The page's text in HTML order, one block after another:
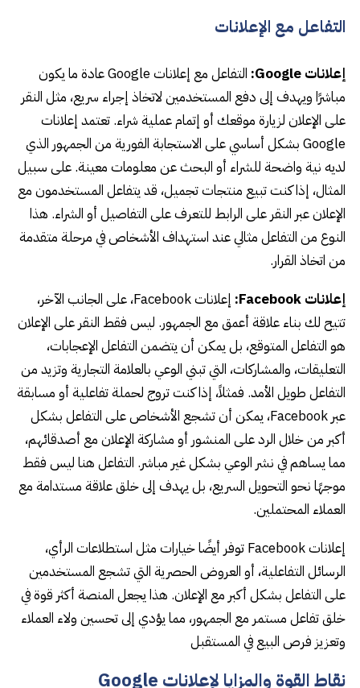
التفاعل مع الإعلانات
إعلانات Google:
التفاعل مع إعلانات Google عادة ما يكون
مباشرًا ويهدف إلى دفع المستخدمين لاتخاذ إجراء سريع، مثل النقر
على الإعلان لزيارة موقعك أو إتمام عملية شراء. تعتمد إعلانات
Google بشكل أساسي على الاستجابة الفورية من الجمهور الذي
لديه نية واضحة للشراء أو البحث عن معلومات معينة. على سبيل
المثال، إذا كنت تبيع منتجات تجميل، قد يتفاعل المستخدمون مع
الإعلان عبر النقر على الرابط للتعرف على التفاصيل أو الشراء. هذا
النوع من التفاعل مثالي عند استهداف الأشخاص في مرحلة متقدمة
من اتخاذ القرار.
إعلانات Facebook:
إعلانات Facebook، على الجانب الآخر،
تتيح لك بناء علاقة أعمق مع الجمهور. ليس فقط النقر على الإعلان
هو التفاعل المتوقع، بل يمكن أن يتضمن التفاعل الإعجابات،
التعليقات، والمشاركات، التي تبني الوعي بالعلامة التجارية وتزيد من
التفاعل طويل الأمد. فمثلاً، إذا كنت تروج لحملة تفاعلية أو مسابقة
عبر Facebook، يمكن أن تشجع الأشخاص على التفاعل بشكل
أكبر من خلال الرد على المنشور أو مشاركة الإعلان مع أصدقائهم،
مما يساهم في نشر الوعي بشكل غير مباشر. التفاعل هنا ليس فقط
موجهًا نحو التحويل السريع، بل يهدف إلى خلق علاقة مستدامة مع
العملاء المحتملين.
إعلانات Facebook توفر أيضًا خيارات مثل استطلاعات الرأي،
الرسائل التفاعلية، أو العروض الحصرية التي تشجع المستخدمين
على التفاعل بشكل أكبر مع الإعلان. هذا يجعل المنصة أكثر قوة في
خلق تفاعل مستمر مع الجمهور، مما يؤدي إلى تحسين ولاء العملاء
وتعزيز فرص البيع في المستقبل
نقاط القوة والمزايا لإعلانات Google